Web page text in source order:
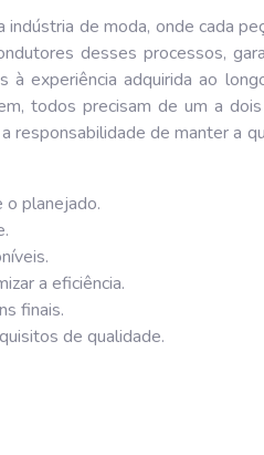
de moda, onde cada
desses processos,
experiência adquirida ao
todos precisam de um a
responsabilidade de manter a
o planejado.
a eficiência.
finais.
de qualidade.